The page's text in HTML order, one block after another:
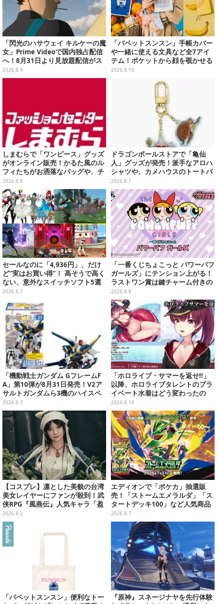
「閃光のハサウェイ キルケーの魔
女」Prime Videoで国内独占配信
へ！8月31日より見放題配信がス
タート
2026.8.4
「パペットスンスン」手帳カバー
や一緒に使える文具など全7アイ
テム！ポケットから顔を覗かせる
スンスンほか遊び心満載のデザイ
2026.8.10
しまむらで「ワンピース」グッズ
がオンライン販売！かるた風のル
フィたちがお洒落なバッグや、チ
ョッパーが可愛いサンダルも
2026.8.8
ドラゴンボールストアで「亀仙
人」グッズが発売！派手なアロハ
シャツや、カメハウスのトートバ
ッグなど夏らしいアイテムがズラ
リ
2026.8.7
セールなのに「4,936円」、だけ
ど“実はお買い得”！ 高そうで高く
ない、意外なスイッチソフト5選
2026.8.7
「一番くじちょこっと パワーパフ
ガールズ」にテンション上がる！
ラストワン賞は鍵チャーム付きの
シール帳スペシャルセット
2026.8.8
「機動戦士ガンダム GフレームF
A」第10弾が8月31日発売！V2ア
サルトガンダムら3機のハイスペ
ック可動フィギュア
2026.8.3
「ホロライブ・サマーを返せ!!」
以降、ホロライブタレントのプラ
イベート水着はどう変わったの
か？…AIを活用して布面積がもっ
とも少ない水着を調べてみた【夏
休み自由研究】
2026.8.10
【コスプレ】凛とした美貌の台湾
美女レイヤーにファンが殺到！武
侠RPG『風燕伝』人気キャラ「盈
盈」を完璧に再現して会場を沸か
せる【写真19枚】
2026.8.2
エディオンで「ポケカ」抽選販
売！「ストームエメラルダ」「ス
タートデッキ100」など人気商品
が対象
2026.8.7
「パペットスンスン」便利なトー
『原神』スネージナヤを先行体験